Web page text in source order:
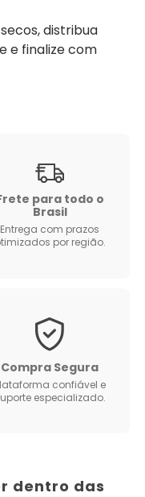
distribua
e finalize com
para todo o
Brasil
Entrega com prazos
por região.
Compra Segura
confiável e
especializado.
dentro das